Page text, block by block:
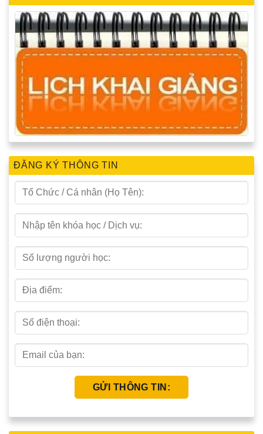
ĐĂNG KÝ THÔNG TIN